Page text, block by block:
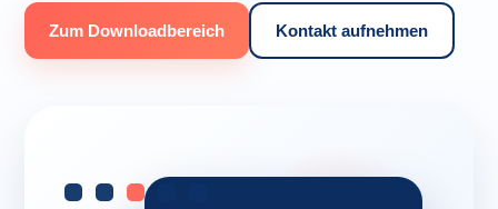
Zum Downloadbereich Kontakt aufnehmen